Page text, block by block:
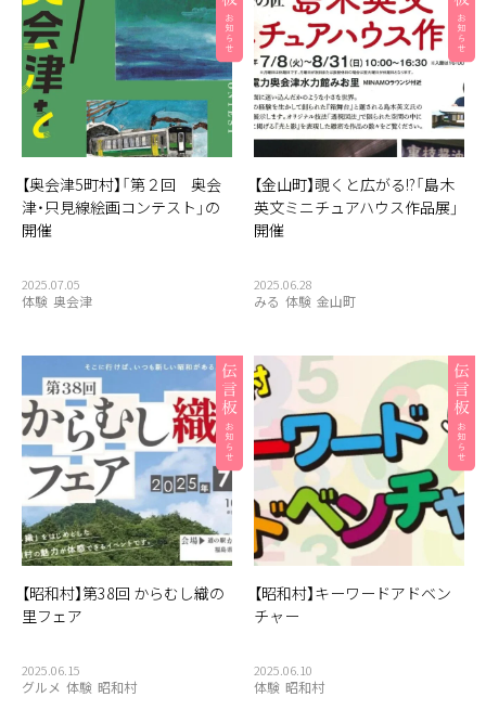
【奥会津5町村】「第２回 奥会
津・只見線絵画コンテスト」の
開催
2025.07.05
体験 奥会津
【金山町】覗くと広がる!?「島木
英文ミニチュアハウス作品展」
開催
2025.06.28
みる 体験 金山町
【昭和村】第38回 からむし織の
里フェア
2025.06.15
グルメ 体験 昭和村
【昭和村】キーワードアドベン
チャー
2025.06.10
体験 昭和村